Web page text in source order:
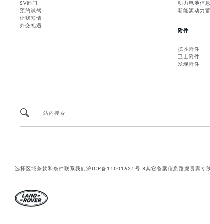
SV部门
预约试驾
让我知情
外交礼遇
动力电池信
新能源动力
附件
揽胜附件
卫士附件
发现附件
站内搜索
选择区域条款和条件联系我们沪ICP备11001621号-8其它备案信息路虎贵宾专